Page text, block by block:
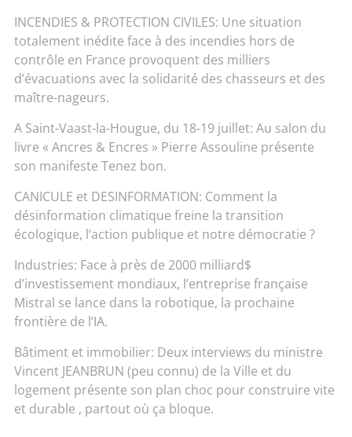
INCENDIES & PROTECTION CIVILES: Une situation
totalement inédite face à des incendies hors de
contrôle en France provoquent des milliers
d’évacuations avec la solidarité des chasseurs et des
maître-nageurs.
A Saint-Vaast-la-Hougue, du 18-19 juillet: Au salon du
livre « Ancres & Encres » Pierre Assouline présente
son manifeste Tenez bon.
CANICULE et DESINFORMATION: Comment la
désinformation climatique freine la transition
écologique, l’action publique et notre démocratie ?
Industries: Face à près de 2000 milliard$
d’investissement mondiaux, l’entreprise française
Mistral se lance dans la robotique, la prochaine
frontière de l’IA.
Bâtiment et immobilier: Deux interviews du ministre
Vincent JEANBRUN (peu connu) de la Ville et du
logement présente son plan choc pour construire vite
et durable , partout où ça bloque.